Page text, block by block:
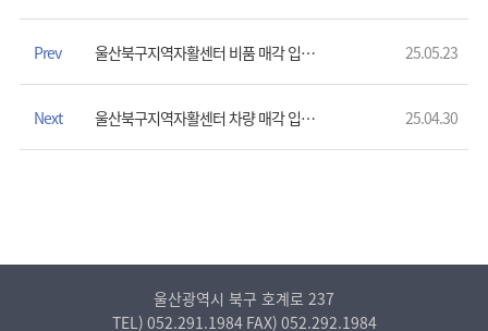
Prev 울산북구지역자활센터 비품 매각 입찰공고 25.05.23
Next 울산북구지역자활센터 차량 매각 입찰공고 25.04.30
울산광역시 북구 호계로 237
TEL) 052.291.1984 FAX) 052.292.1984